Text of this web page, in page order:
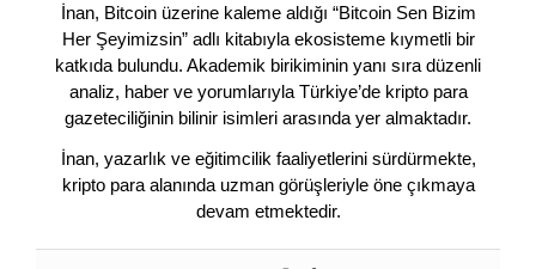
İnan, Bitcoin üzerine kaleme aldığı “Bitcoin Sen Bizim
Her Şeyimizsin” adlı kitabıyla ekosisteme kıymetli bir
katkıda bulundu. Akademik birikiminin yanı sıra düzenli
analiz, haber ve yorumlarıyla Türkiye’de kripto para
gazeteciliğinin bilinir isimleri arasında yer almaktadır.
İnan, yazarlık ve eğitimcilik faaliyetlerini sürdürmekte,
kripto para alanında uzman görüşleriyle öne çıkmaya
devam etmektedir.